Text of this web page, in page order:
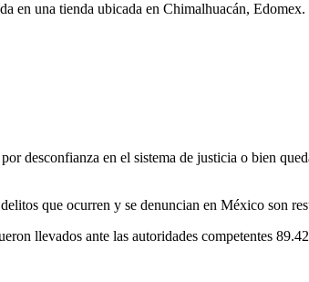
en una tienda ubicada en Chimalhuacán, Edomex.
desconfianza en el sistema de justicia o bien
que ocurren y se denuncian en México son
llevados ante las autoridades competentes